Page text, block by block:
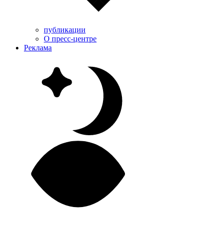
публикации
О пресс-центре
Реклама